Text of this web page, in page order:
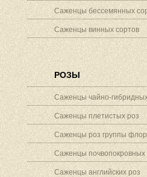
Саженцы бессемянных
Саженцы винных сортов
РОЗЫ
Саженцы чайно-
Саженцы плетистых роз
Саженцы роз группы
Саженцы почвопокровных
Саженцы английских роз